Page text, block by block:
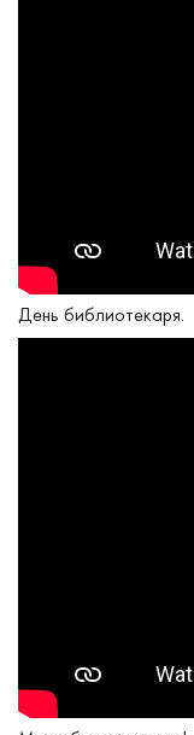
День библиотекаря.